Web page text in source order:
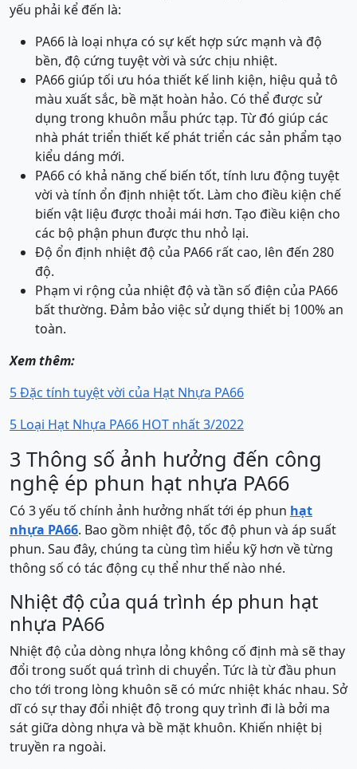
yếu phải kể đến là:
PA66 là loại nhựa có sự kết hợp sức mạnh và độ
bền, độ cứng tuyệt vời và sức chịu nhiệt.
PA66 giúp tối ưu hóa thiết kế linh kiện, hiệu quả tô
màu xuất sắc, bề mặt hoàn hảo. Có thể được sử
dụng trong khuôn mẫu phức tạp. Từ đó giúp các
nhà phát triển thiết kế phát triển các sản phẩm tạo
kiểu dáng mới.
PA66 có khả năng chế biến tốt, tính lưu động tuyệt
vời và tính ổn định nhiệt tốt. Làm cho điều kiện chế
biến vật liệu được thoải mái hơn. Tạo điều kiện cho
các bộ phận phun được thu nhỏ lại.
Độ ổn định nhiệt độ của PA66 rất cao, lên đến 280
độ.
Phạm vi rộng của nhiệt độ và tần số điện của PA66
bất thường. Đảm bảo việc sử dụng thiết bị 100% an
toàn.
Xem thêm:
5 Đặc tính tuyệt vời của Hạt Nhựa PA66
5 Loại Hạt Nhựa PA66 HOT nhất 3/2022
3 Thông số ảnh hưởng đến công
nghệ ép phun hạt nhựa PA66
Có 3 yếu tố chính ảnh hưởng nhất tới ép phun hạt
nhựa PA66. Bao gồm nhiệt độ, tốc độ phun và áp suất
phun. Sau đây, chúng ta cùng tìm hiểu kỹ hơn về từng
thông số có tác động cụ thể như thế nào nhé.
Nhiệt độ của quá trình ép phun hạt
nhựa PA66
Nhiệt độ của dòng nhựa lỏng không cố định mà sẽ thay
đổi trong suốt quá trình di chuyển. Tức là từ đầu phun
cho tới trong lòng khuôn sẽ có mức nhiệt khác nhau. Sở
dĩ có sự thay đổi nhiệt độ trong quy trình đi là bởi ma
sát giữa dòng nhựa và bề mặt khuôn. Khiến nhiệt bị
truyền ra ngoài.